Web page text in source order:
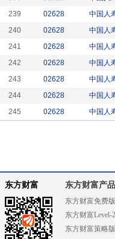
239
02628 中国人
240
02628 中国人
241
02628 中国人
242
02628 中国人
243
02628 中国人
244
02628 中国人
245
02628 中国人
东方财富 东方财富产品
东方财富免费版
东方财富Level-2
东方财富策略版